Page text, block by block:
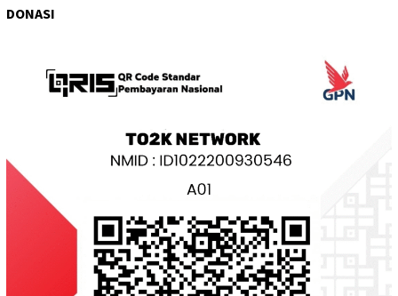
DONASI